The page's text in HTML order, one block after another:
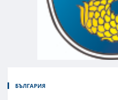
БЪЛГАРИЯ